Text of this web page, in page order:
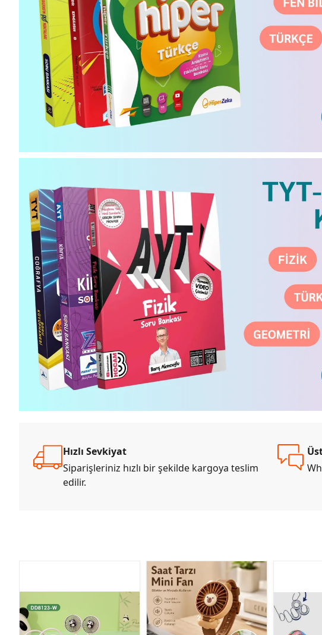
Hızlı Sevkiyat
Siparişleriniz hızlı bir şekilde kargoya teslim
edilir.